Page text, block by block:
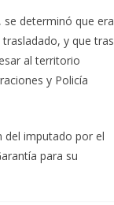
se determinó que era
y que tras
al territorio
y Policía
del imputado por el
para su